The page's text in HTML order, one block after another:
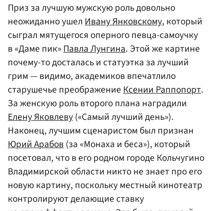
Приз за лучшую мужскую роль довольно
неожиданно ушелИвану Янковскому, который
сыграл мятущегося оперного певца-самоучку
в «Даме пик»Павла Лунгина. Этой же картине
почему-то досталась и статуэтка за лучший
грим — видимо, академиков впечатлило
старушечье преображениеКсении Раппопорт.
За женскую роль второго плана наградили
Елену Яковлеву(«Самый лучший день»).
Наконец, лучшим сценаристом был признан
Юрий Арабов(за «Монаха и беса»), который
посетовал, что в его родном городе Кольчугино
Владимирской области никто не знает про его
новую картину, поскольку местный кинотеатр
контролируют делающие ставку